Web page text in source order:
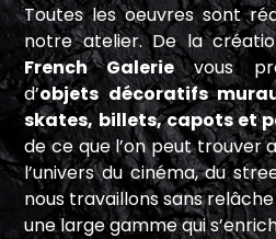
Toutes les oeuvres sont
notre atelier. De la
French Galerievous
d’objets décoratifs
skates, billets, capots et
de ce que l’on peut trouver
l’univers du cinéma, du
nous travaillons sans
une large gamme qui